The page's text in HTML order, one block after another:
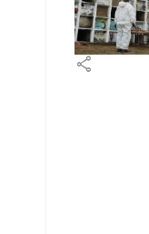
share